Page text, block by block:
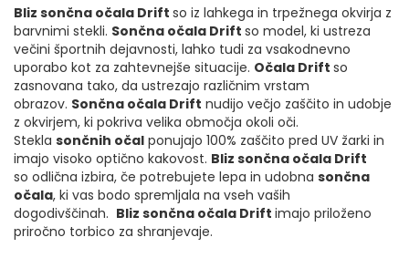
Bliz sončna očala Drift so iz lahkega in trpežnega okvirja z
barvnimi stekli. Sončna očala Drift so model, ki ustreza
večini športnih dejavnosti, lahko tudi za vsakodnevno
uporabo kot za zahtevnejše situacije. Očala Drift so
zasnovana tako, da ustrezajo različnim vrstam
obrazov. Sončna očala Drift nudijo večjo zaščito in udobje
z okvirjem, ki pokriva velika območja okoli oči.
Stekla sončnih očal ponujajo 100% zaščito pred UV žarki in
imajo visoko optično kakovost. Bliz sončna očala Drift
so odlična izbira, če potrebujete lepa in udobna sončna
očala, ki vas bodo spremljala na vseh vaših
dogodivščinah. Bliz sončna očala Drift imajo priloženo
priročno torbico za shranjevaje.